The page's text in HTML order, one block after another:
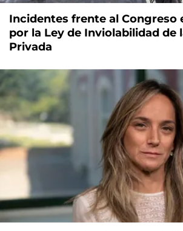
Incidentes frente al Congreso
por la Ley de Inviolabilidad de
Privada